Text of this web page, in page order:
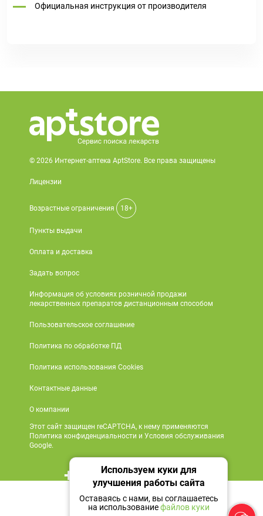
Нет в наличии
Официальная инструкция от производителя
© 2026 Интернет-аптека AptStore. Все права защищены
Лицензии
Возрастные ограничения 18+
Пункты выдачи
Оплата и доставка
Задать вопрос
Информация об условиях розничной продажи
лекарственных препаратов дистанционным способом
Пользовательское соглашение
Политика по обработке ПД
Политика использования Cookies
Контактные данные
О компании
Этот сайт защищен reCAPTCHA, к нему применяются
Политика конфиденциальности и Условия обслуживания
Google.
+7 495 419 18 18
Мы в социальных сетях
Используем куки для
улучшения работы сайта
Оставаясь с нами, вы соглашаетесь
на использованиефайлов куки